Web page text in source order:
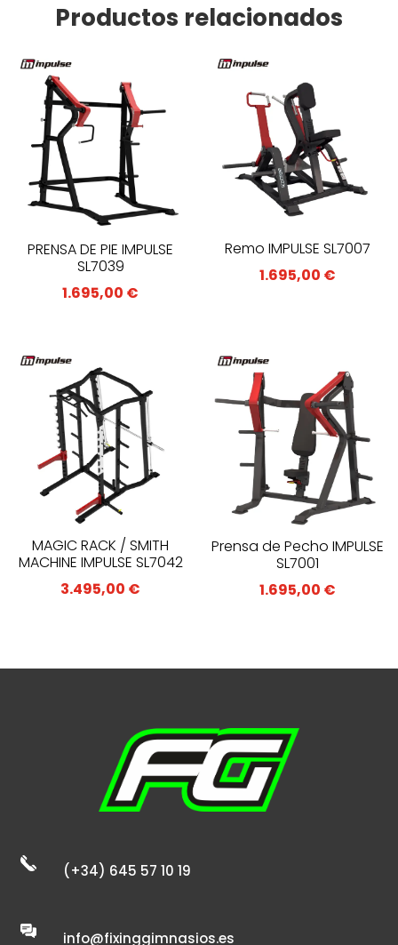
Productos relacionados
PRENSA DE PIE IMPULSE
SL7039
1.695,00 €
Remo IMPULSE SL7007
1.695,00 €
MAGIC RACK / SMITH
MACHINE IMPULSE SL7042
3.495,00 €
Prensa de Pecho IMPULSE
SL7001
1.695,00 €
(+34) 645 57 10 19
info@fixinggimnasios.es